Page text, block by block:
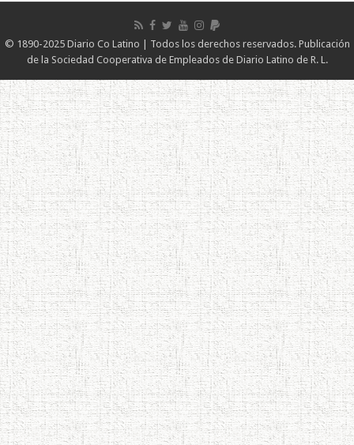
© 1890-2025 Diario Co Latino | Todos los derechos reservados. Publicación
de la Sociedad Cooperativa de Empleados de Diario Latino de R. L.